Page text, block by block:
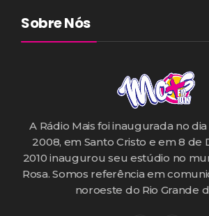
Sobre Nós
A Rádio Mais foi inaugurada no
2008, em Santo Cristo e em 8
2010 inaugurou seu estúdio no
Rosa. Somos referência em
noroeste do Rio Grande